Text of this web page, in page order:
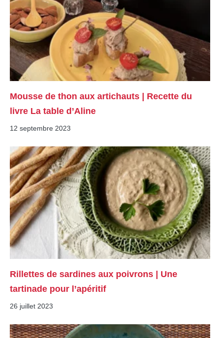
Mousse de thon aux artichauts | Recette du
livre La table d’Aline
12 septembre 2023
Rillettes de sardines aux poivrons | Une
tartinade pour l’apéritif
26 juillet 2023